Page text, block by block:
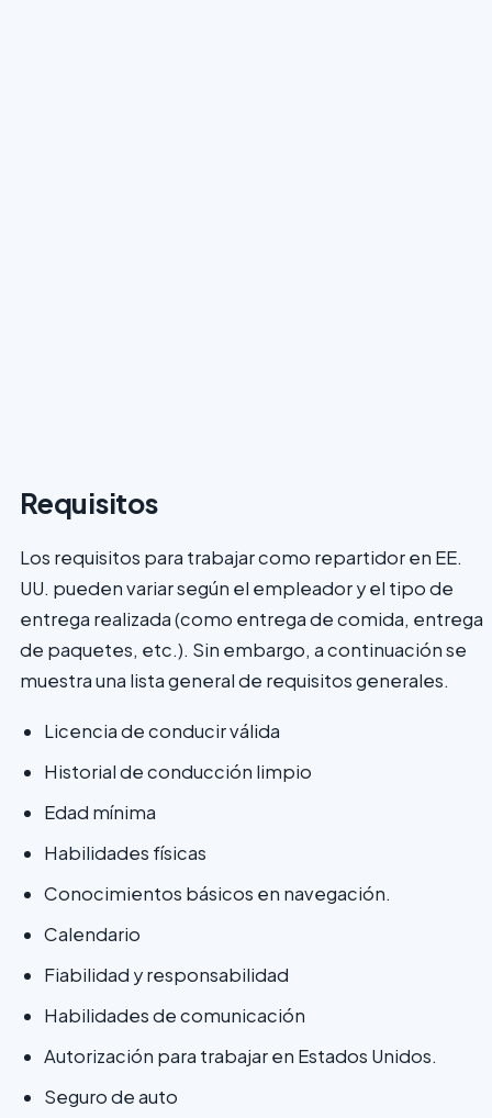
Requisitos
Los requisitos para trabajar como repartidor en EE.
UU. pueden variar según el empleador y el tipo de
entrega realizada (como entrega de comida, entrega
de paquetes, etc.). Sin embargo, a continuación se
muestra una lista general de requisitos generales.
Licencia de conducir válida
Historial de conducción limpio
Edad mínima
Habilidades físicas
Conocimientos básicos en navegación.
Calendario
Fiabilidad y responsabilidad
Habilidades de comunicación
Autorización para trabajar en Estados Unidos.
Seguro de auto